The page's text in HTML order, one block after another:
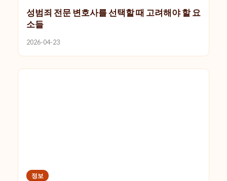
성범죄 전문 변호사를 선택할 때 고려해야 할 요
소들
2026-04-23
정보